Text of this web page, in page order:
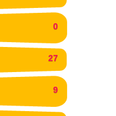
0
27
9